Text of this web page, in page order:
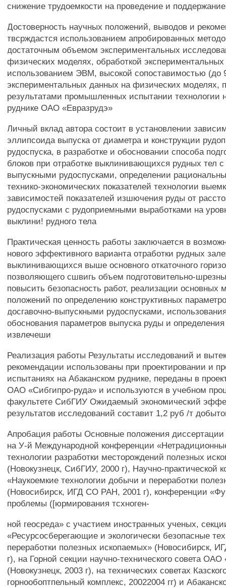
снижение трудоемкости на проведение и
Достоверность научных положений, выводов и
твсрждастся использованием апробированных
достаточным объемом экспериментальных
физических моделях, обработкой
использованием ЭВМ, высокой сопоставимостью (до
экспериментальных данных на физических моделях,
результатами промышленных испытании технологии
руднике ОАО «Евразрудэ»
Личный вклад автора состоит в установлении
эллипсоида выпуска от диаметра и конструкции
рудоспуска, в разработке и обосновании способа
блоков при отработке выклинивающихся рудных тел с
выпускными рудоспусками, определении
технико-экономических показателей технологии
зависимостей показателей изшючения руды от
рудоспусками с рудоприемными выработками на
выклини! рудного тела
Практическая ценность работы заключается в
нового эффективного варианта отработки рудных
выклинивающихся выше основного откаточного
позволяющего сшвигь объем подготовительно-
повысить безопасность работ, реализации основных
положений по определению конструктивных
досгавочно-выпускными рудоспусками,
обоснования параметров выпуска руды и определения
извлечеши
Реализация работы Результаты исследований и
рекомендации использованы при проектировании и
испытаниях на Абаканском руднике, переданы в
ОАО «Сибгипро-руда» и используются в учебном
факультете СибГИУ Ожидаемый экономический
результатов исследований составит 1,2 руб /т
Апробация работы Основные положения
на У-й Международной конференции
технологии разработки месторождений полезных
(Новокузнецк, СибГИУ, 2000 г), Научно-практической
«Наукоемкие технологии добычи и переработки
(Новосибирск, ИГД СО РАН, 2001 г), конференции
проблемы ([юрмирования тсхноген-
ной геосреда» с участием иностранных ученых,
«Ресурсосберегающие и экологически безопасные
переработки полезных ископаемых» (Новосибирск,
г), на Горной секции научно-технического совета
(Новокузнецк, 2003 г), на технических советах
горнообоптпельный комплекс, 20022004 гг) и